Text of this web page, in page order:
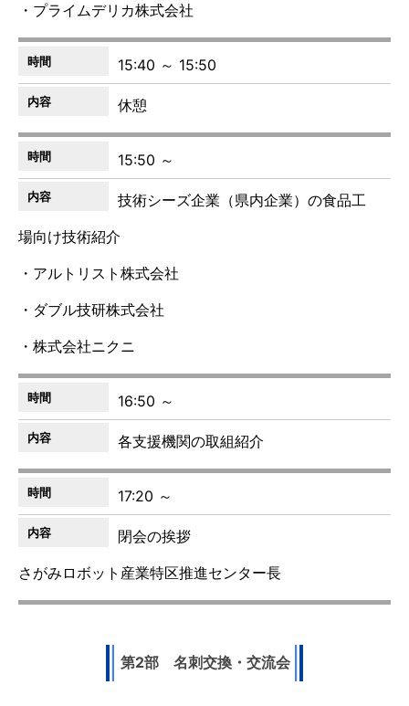
・プライムデリカ株式会社
15:40 ～ 15:50
休憩
15:50 ～
技術シーズ企業（県内企業）の食品工
場向け技術紹介
・アルトリスト株式会社
・ダブル技研株式会社
・株式会社ニクニ
16:50 ～
各支援機関の取組紹介
17:20 ～
閉会の挨拶
さがみロボット産業特区推進センター長
第2部 名刺交換・交流会